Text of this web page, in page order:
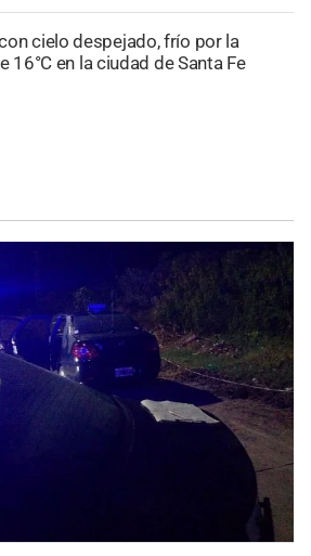
cielo despejado, frío por la
16°C en la ciudad de Santa Fe